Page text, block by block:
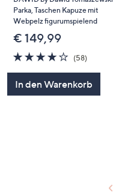
Parka, Taschen Kapuze mit
Webpelz figurumspielend
€ 149,99
4.0
von
(58)58
In den Warenkorb